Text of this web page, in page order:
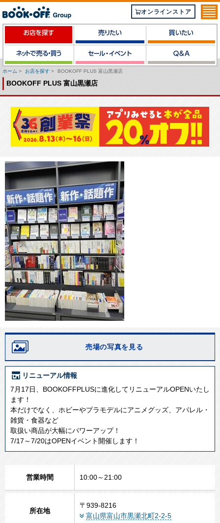
オンラインストア
ホーム> お店を探す> BOOKOFF PLUS 富山黒瀬店
BOOKOFF PLUS 富山黒瀬店
売場の写真を見る
リニューアル情報
7月17日、BOOKOFFPLUSに進化してリニューアルOPENいたし
ます！
本だけでなく、ホビーやプラモデルにアニメグッズ、アパレル・
雑貨・食器など
取扱い商品が大幅にパワーアップ！
7/17～7/20はOPENイベント開催します！
営業時間 10:00～21:00
所在地
〒939-8216
富山県富山市黒瀬北町2-2-5